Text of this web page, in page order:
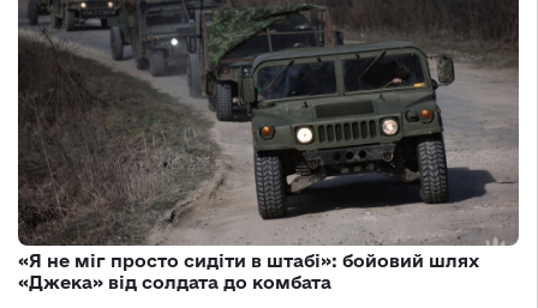
«Я не міг просто сидіти в штабі»: бойовий шлях
«Джека» від солдата до комбата